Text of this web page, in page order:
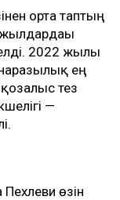
орта таптың
2022 жылы
ең
тез
—
өзін